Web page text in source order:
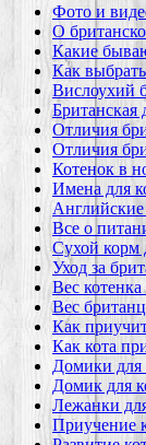
Фото и
О
Какие
Как
Вислоухий
Британская
Отличия
Отличия
Котенок в
Имена для
Английские
Все о
Сухой корм
Уход за
Вес
Вес
Как
Как кота
Домики для
Домик для
Лежанки
Приучение